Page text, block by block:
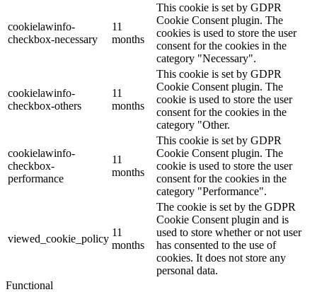
cookielawinfo-
checkbox-necessary
11
months
This cookie is set by GDPR
Cookie Consent plugin. The
cookies is used to store the user
consent for the cookies in the
category "Necessary".
cookielawinfo-
checkbox-others
11
months
This cookie is set by GDPR
Cookie Consent plugin. The
cookie is used to store the user
consent for the cookies in the
category "Other.
cookielawinfo-
checkbox-
performance
11
months
This cookie is set by GDPR
Cookie Consent plugin. The
cookie is used to store the user
consent for the cookies in the
category "Performance".
viewed_cookie_policy
11
months
The cookie is set by the GDPR
Cookie Consent plugin and is
used to store whether or not user
has consented to the use of
cookies. It does not store any
personal data.
Functional